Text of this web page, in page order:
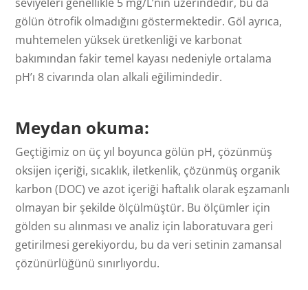
gölün ötrofik olmadığını göstermektedir. Göl ayrıca,
muhtemelen yüksek üretkenliği ve karbonat
bakımından fakir temel kayası nedeniyle ortalama
pH’ı 8 civarında olan alkali eğilimindedir.
Meydan okuma:
Geçtiğimiz on üç yıl boyunca gölün pH, çözünmüş
oksijen içeriği, sıcaklık, iletkenlik, çözünmüş organik
karbon (DOC) ve azot içeriği haftalık olarak eşzamanlı
olmayan bir şekilde ölçülmüştür. Bu ölçümler için
gölden su alınması ve analiz için laboratuvara geri
getirilmesi gerekiyordu, bu da veri setinin zamansal
çözünürlüğünü sınırlıyordu.